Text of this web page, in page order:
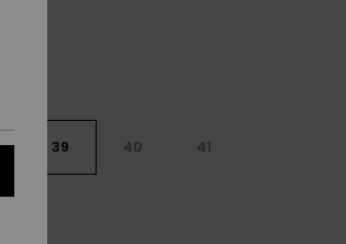
39 40 41